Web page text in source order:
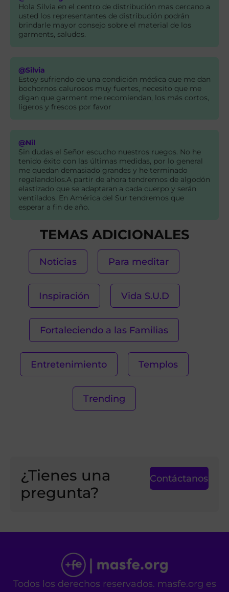
Hola Silvia en el centro de distribución mas cercano a
usted los representantes de distribución podrán
brindarle mayor consejo sobre el material de los
garments, saludos.
@Silvia
Estoy sufriendo de una condición médica que me dan
bochornos calurosos muy fuertes, necesito que me
digan que garment me recomiendan, los más cortos,
ligeros y frescos por favor
@Nil
Sin dudas el Señor escucho nuestros ruegos. No he
tenido éxito con las últimas medidas, por lo general
me quedan demasiado grandes y he terminado
regalandolos.A partir de ahora tendremos de algodón
elastizado que se adaptaran a cada cuerpo y serán
ventilados. En América del Sur tendremos que
esperar a fin de año.
TEMAS ADICIONALES
Noticias Para meditar
Inspiración Vida S.U.D
Fortaleciendo a las Familias
Entretenimiento Templos
Trending
¿Tienes una
pregunta?
Contáctanos
Todos los derechos reservados. masfe.org es